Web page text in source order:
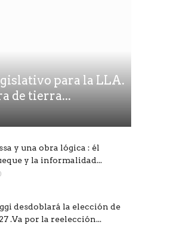
para la LLA.
de tierra...
y una obra lógica : él
y la informalidad...
desdoblará la elección de
.Va por la reelección...